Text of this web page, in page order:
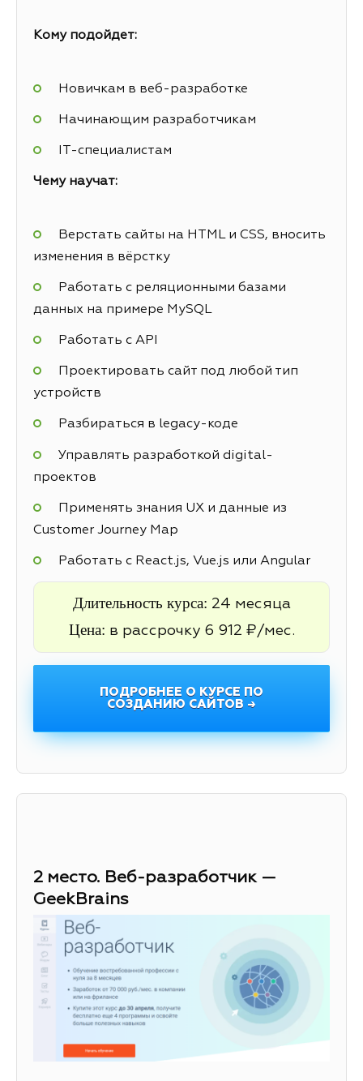
Кому подойдет:
Новичкам в веб-разработке
Начинающим разработчикам
IT-специалистам
Чему научат:
Верстать сайты на HTML и CSS, вносить
изменения в вёрстку
Работать с реляционными базами
данных на примере MySQL
Работать с API
Проектировать сайт под любой тип
устройств
Разбираться в legacy-коде
Управлять разработкой digital-
проектов
Применять знания UX и данные из
Customer Journey Map
Работать с React.js, Vue.js или Angular
Длительность курса: 24 месяца
Цена: в рассрочку 6 912 ₽/мес.
ПОДРОБНЕЕ О КУРСЕ ПО
СОЗДАНИЮ САЙТОВ →
2 место. Веб-разработчик —
GeekBrains